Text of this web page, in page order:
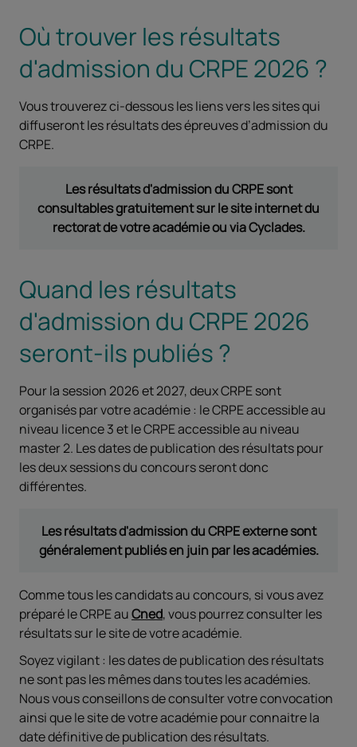
Où trouver les résultats
d'admission du CRPE 2026 ?
Vous trouverez ci-dessous les liens vers les sites qui
diffuseront les résultats des épreuves d’admission du
CRPE.
Les résultats d'admission du CRPE sont
consultables gratuitement sur le site internet du
rectorat de votre académie ou via Cyclades.
Quand les résultats
d'admission du CRPE 2026
seront-ils publiés ?
Pour la session 2026 et 2027, deux CRPE sont
organisés par votre académie : le CRPE accessible au
niveau licence 3 et le CRPE accessible au niveau
master 2. Les dates de publication des résultats pour
les deux sessions du concours seront donc
différentes.
Les résultats d'admission du CRPE externe sont
généralement publiés en juin par les académies.
Comme tous les candidats au concours, si vous avez
préparé le CRPE auCned, vous pourrez consulter les
résultats sur le site de votre académie.
Soyez vigilant : les dates de publication des résultats
ne sont pas les mêmes dans toutes les académies.
Nous vous conseillons de consulter votre convocation
ainsi que le site de votre académie pour connaitre la
date définitive de publication des résultats.